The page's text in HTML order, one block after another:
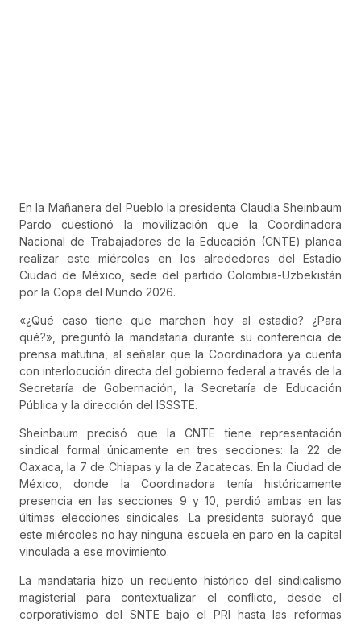
En la Mañanera del Pueblo la presidenta Claudia Sheinbaum
Pardo cuestionó la movilización que la Coordinadora
Nacional de Trabajadores de la Educación (CNTE) planea
realizar este miércoles en los alrededores del Estadio
Ciudad de México, sede del partido Colombia-Uzbekistán
por la Copa del Mundo 2026.
«¿Qué caso tiene que marchen hoy al estadio? ¿Para
qué?», preguntó la mandataria durante su conferencia de
prensa matutina, al señalar que la Coordinadora ya cuenta
con interlocución directa del gobierno federal a través de la
Secretaría de Gobernación, la Secretaría de Educación
Pública y la dirección del ISSSTE.
Sheinbaum precisó que la CNTE tiene representación
sindical formal únicamente en tres secciones: la 22 de
Oaxaca, la 7 de Chiapas y la de Zacatecas. En la Ciudad de
México, donde la Coordinadora tenía históricamente
presencia en las secciones 9 y 10, perdió ambas en las
últimas elecciones sindicales. La presidenta subrayó que
este miércoles no hay ninguna escuela en paro en la capital
vinculada a ese movimiento.
La mandataria hizo un recuento histórico del sindicalismo
magisterial para contextualizar el conflicto, desde el
corporativismo del SNTE bajo el PRI hasta las reformas